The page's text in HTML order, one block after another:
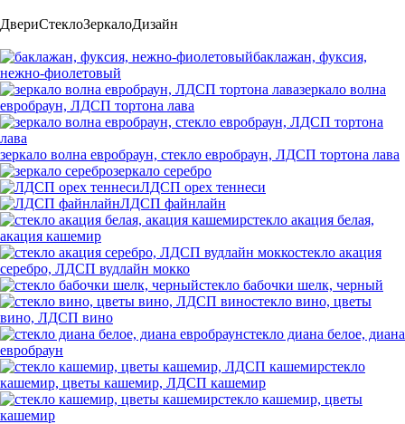
ДвериСтеклоЗеркалоДизайн
баклажан, фуксия,
нежно-фиолетовый
зеркало волна
евробраун, ЛДСП тортона лава
зеркало волна евробраун, стекло евробраун, ЛДСП тортона лава
зеркало серебро
ЛДСП орех теннеси
ЛДСП файнлайн
стекло акация белая,
акация кашемир
стекло акация
серебро, ЛДСП вудлайн мокко
стекло бабочки шелк, черный
стекло вино, цветы
вино, ЛДСП вино
стекло диана белое, диана
евробраун
стекло
кашемир, цветы кашемир, ЛДСП кашемир
стекло кашемир, цветы
кашемир